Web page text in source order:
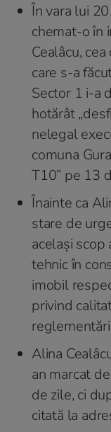
În vara lui
chemat-o în
Cealâcu,
care s-a
Sector 1 i-a
hotărât
nelegal
comuna
T10” pe 13
Înainte ca
stare de
același
tehnic în
imobil
privind
Alina
an marcat
de zile, ci
citată la